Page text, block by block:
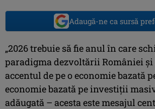
Adaugă-ne ca sursă
„2026 trebuie să fie anul în care
paradigma dezvoltării României
accentul de pe o economie bazată
economie bazată pe investiţii
adăugată – acesta este mesajul